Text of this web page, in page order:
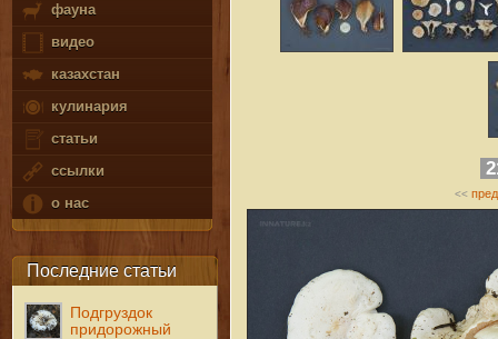
фауна
видео
казахстан
кулинария
статьи
ссылки
о нас
Последние статьи
Подгруздок
придорожный
<<